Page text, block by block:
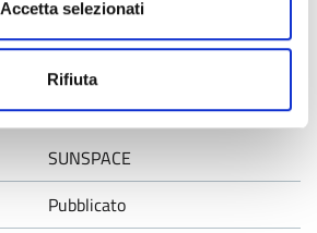
Accetta selezionati
Rifiuta
Pubblicato
SUNSPACE
Pubblicato